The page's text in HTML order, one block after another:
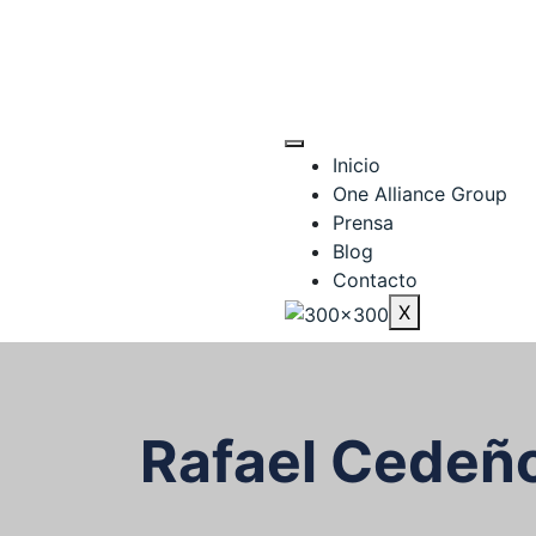
Inicio
One Alliance Group
Prensa
Blog
Contacto
X
Rafael